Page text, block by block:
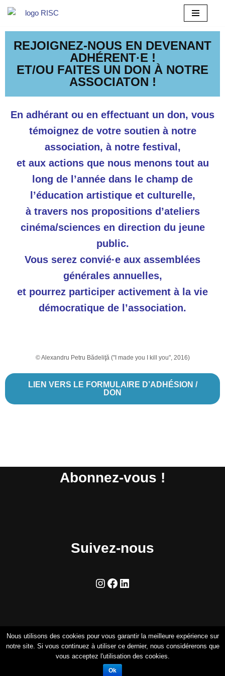
contenu
REJOIGNEZ-NOUS EN DEVENANT
ADHÉRENT·E !
ET/OU FAITES UN DON À NOTRE
ASSOCIATON !
En adhérant ou en effectuant un don, vous
témoignez de votre soutien à notre
association, à notre festival,
et aux actions que nous menons tout au
long de l’année dans le champ de
l’éducation artistique et culturelle,
à travers nos propositions d’ateliers
cinéma/sciences en direction du jeune
public.
Vous serez convié·e aux assemblées
générales annuelles,
et pourrez participer activement à la vie
démocratique de l’association.
© Alexandru Petru Bădeliţă ("I made you I kill you", 2016)
LIEN VERS LE FORMULAIRE D’ADHÉSION /
DON
Abonnez-vous !
Suivez-nous
WordPress
Nous utilisons des cookies pour vous garantir la meilleure expérience sur
notre site. Si vous continuez à utiliser ce dernier, nous considérerons que
vous acceptez l'utilisation des cookies.
Ok